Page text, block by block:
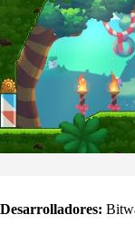
Desarrolladores: